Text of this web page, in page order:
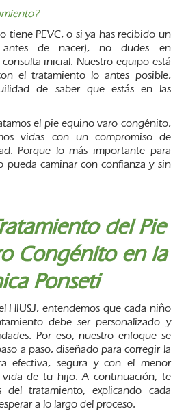
tiene PEVC, o si ya has recibido un
antes de nacer), no dudes en
inicial. Nuestro equipo está
el tratamiento lo antes posible,
de saber que estás en las
el pie equino varo congénito,
vidas con un compromiso de
Porque lo más importante para
pueda caminar con confianza y sin
del Pie
Congénito en la
Ponseti
HIUSJ, entendemos que cada niño
debe ser personalizado y
Por eso, nuestro enfoque se
a paso, diseñado para corregir la
efectiva, segura y con el menor
de tu hijo. A continuación, te
del tratamiento, explicando cada
a lo largo del proceso.